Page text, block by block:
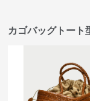
カゴバッグトート